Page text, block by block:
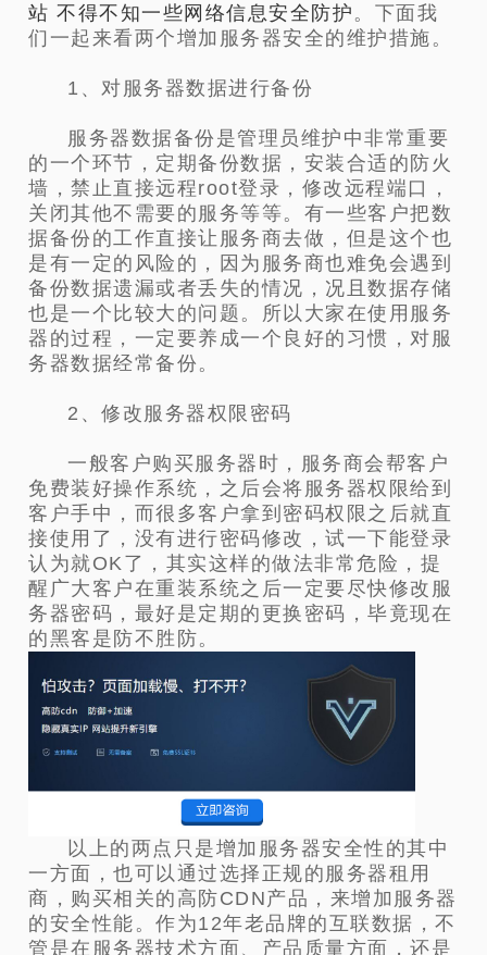
站 不得不知一些网络信息安全防护 。下面我
们一起来看两个增加服务器安全的维护措施。
1、对服务器数据进行备份
服务器数据备份是管理员维护中非常重要
的一个环节，定期备份数据，安装合适的防火
墙，禁止直接远程root登录，修改远程端口，
关闭其他不需要的服务等等。有一些客户把数
据备份的工作直接让服务商去做，但是这个也
是有一定的风险的，因为服务商也难免会遇到
备份数据遗漏或者丢失的情况，况且数据存储
也是一个比较大的问题。所以大家在使用服务
器的过程，一定要养成一个良好的习惯，对服
务器数据经常备份。
2、修改服务器权限密码
一般客户购买服务器时，服务商会帮客户
免费装好操作系统，之后会将服务器权限给到
客户手中，而很多客户拿到密码权限之后就直
接使用了，没有进行密码修改，试一下能登录
认为就OK了，其实这样的做法非常危险，提
醒广大客户在重装系统之后一定要尽快修改服
务器密码，最好是定期的更换密码，毕竟现在
的黑客是防不胜防。
以上的两点只是增加服务器安全性的其中
一方面，也可以通过选择正规的服务器租用
商，购买相关的高防CDN产品，来增加服务器
的安全性能。作为12年老品牌的互联数据，不
管是在服务器技术方面、产品质量方面，还是